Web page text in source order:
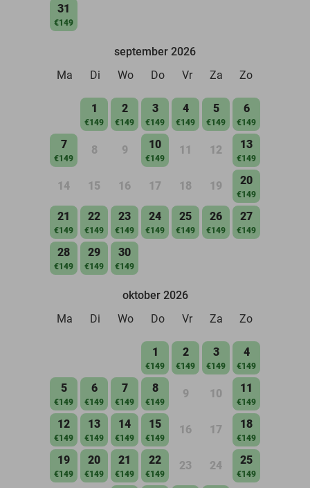
31
€149
september 2026
Ma
Di Wo Do Vr Za Zo
1
€149
2
€149
3
€149
4
€149
5
€149
6
€149
7
€149
8 9 10
€149
11 12 13
€149
14 15 16 17 18 19 20
€149
21
€149
22
€149
23
€149
24
€149
25
€149
26
€149
27
€149
28
€149
29
€149
30
€149
oktober 2026
Ma
Di Wo Do Vr Za Zo
1
€149
2
€149
3
€149
4
€149
5
€149
6
€149
7
€149
8
€149
9 10 11
€149
12
€149
13
€149
14
€149
15
€149
16 17 18
€149
19
€149
20
€149
21
€149
22
€149
23 24 25
€149